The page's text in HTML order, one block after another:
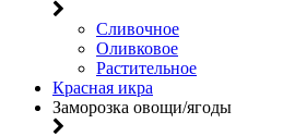
Сливочное
Оливковое
Растительное
Красная икра
Заморозка овощи/ягоды